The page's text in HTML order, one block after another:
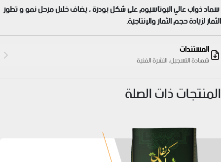
سماد ذواب عالي البوتاسيوم على شكل بودرة ، يضاف خلال مرحل نمو و تطور
الثمارلزيادة حجم الثمار والإنتاجية.
المستندات
شهادة التسجيل، النشرة الفنية
المنتجات ذات الصلة